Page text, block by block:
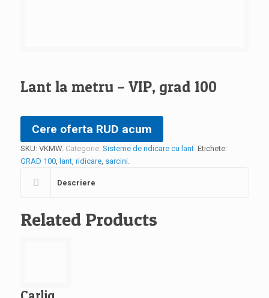
Lant la metru – VIP, grad 100
Cere oferta RUD acum
SKU: VKMW. Categorie: Sisteme de ridicare cu lant. Etichete:
GRAD 100, lant, ridicare, sarcini.
Descriere
Related Products